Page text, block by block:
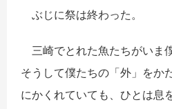
ぶじに祭は終わった。
三崎でとれた魚たちがいま
そうして僕たちの「外」をか
にかくれていても、ひとは息